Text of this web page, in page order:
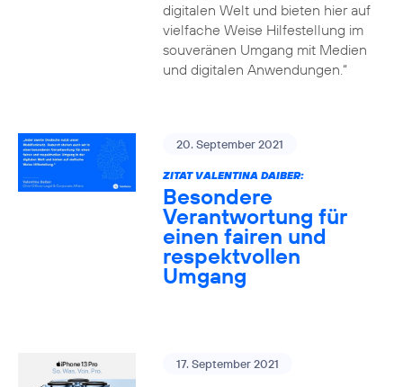
digitalen Welt und bieten hier auf
vielfache Weise Hilfestellung im
souveränen Umgang mit Medien
und digitalen Anwendungen.“
20. September 2021
ZITAT VALENTINA DAIBER:
Besondere
Verantwortung für
einen fairen und
respektvollen
Umgang
17. September 2021